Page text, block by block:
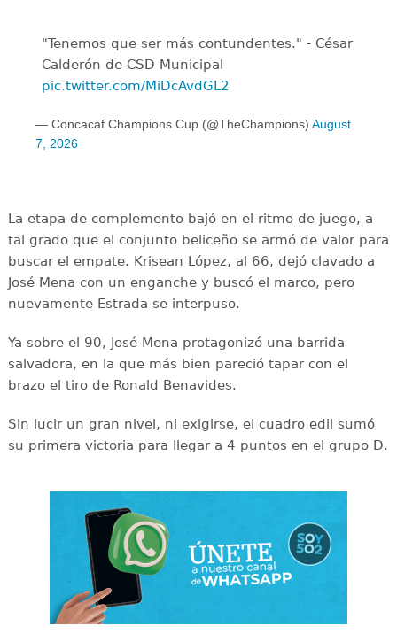
"Tenemos que ser más contundentes." - César
Calderón de CSD Municipal ️
pic.twitter.com/MiDcAvdGL2
— Concacaf Champions Cup (@TheChampions) August
7, 2026
La etapa de complemento bajó en el ritmo de juego, a
tal grado que el conjunto beliceño se armó de valor para
buscar el empate. Krisean López, al 66, dejó clavado a
José Mena con un enganche y buscó el marco, pero
nuevamente Estrada se interpuso.
Ya sobre el 90, José Mena protagonizó una barrida
salvadora, en la que más bien pareció tapar con el
brazo el tiro de Ronald Benavides.
Sin lucir un gran nivel, ni exigirse, el cuadro edil sumó
su primera victoria para llegar a 4 puntos en el grupo D.